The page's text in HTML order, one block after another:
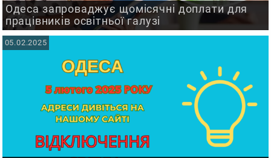
Одеса запроваджує щомісячні доплати для
працівників освітньої галузі
05.02.2025